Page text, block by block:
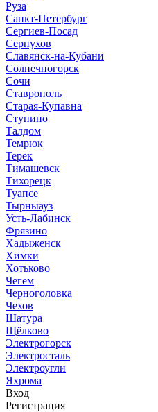
Руза
Санкт-Петербург
Сергиев-Посад
Серпухов
Славянск-на-Кубани
Солнечногорск
Сочи
Ставрополь
Старая-Купавна
Ступино
Талдом
Темрюк
Терек
Тимашевск
Тихорецк
Туапсе
Тырныауз
Усть-Лабинск
Фрязино
Хадыженск
Химки
Хотьково
Чегем
Черноголовка
Чехов
Шатура
Щёлково
Электрогорск
Электросталь
Электроугли
Яхрома
Вход
Регистрация